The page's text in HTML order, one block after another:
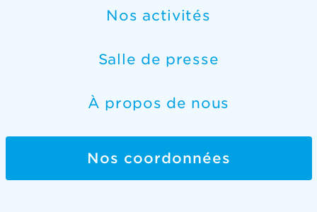
Nos activités
Salle de presse
À propos de nous
Nos coordonnées